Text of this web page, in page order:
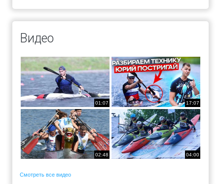
Видео
01:07 17:07
02:48 04:00
Смотреть все видео